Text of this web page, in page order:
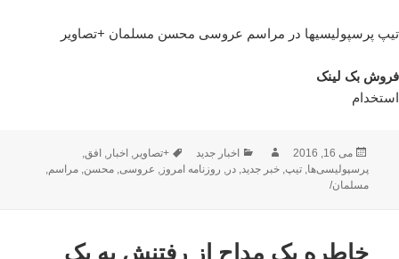
تیپ پرسپولیسیها در مراسم عروسی محسن مسلمان +تصاویر
فروش بک لینک
استخدام
ارسال
شده
در
می 16, 2016 نویسندهدسته‌ها
اخبار جدید برچسب‌ها
+تصاویر, اخبار, افق,
پرسپولیسی‌ها,تیپ,خبر جدید,در, روزنامه امروز, عروسی,محسن,مراسم,
مسلمان/
خاطره یک مداح از رفتنش به یک